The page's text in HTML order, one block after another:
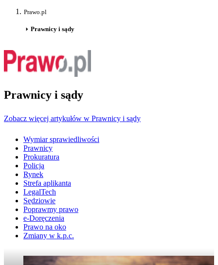
Prawo.pl
Prawnicy i sądy
Prawnicy i sądy
Zobacz więcej artykułów w Prawnicy i sądy
Wymiar sprawiedliwości
Prawnicy
Prokuratura
Policja
Rynek
Strefa aplikanta
LegalTech
Sędziowie
Poprawmy prawo
e-Doręczenia
Prawo na oko
Zmiany w k.p.c.